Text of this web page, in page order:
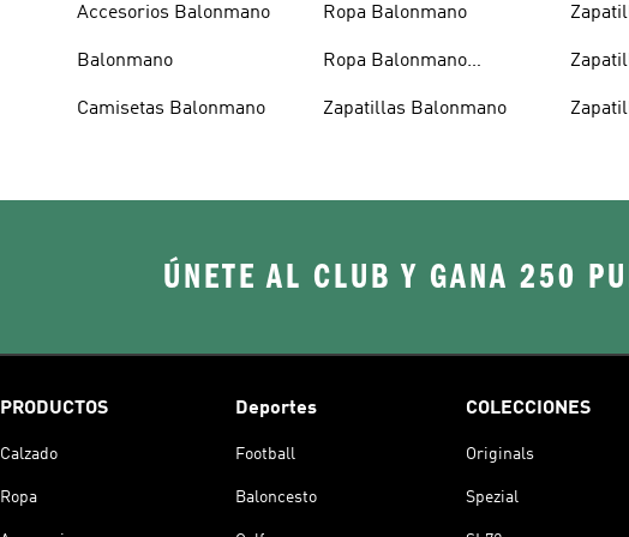
Accesorios Balonmano
Balonmano
Camisetas Balonmano
Ropa Balonmano
Ropa Balonmano
Zapatillas Balonmano
ÚNETE AL CLUB Y GANA 250
PRODUCTOS
Calzado
Ropa
Deportes
Football
Baloncesto
COLECCIONES
Originals
Spezial